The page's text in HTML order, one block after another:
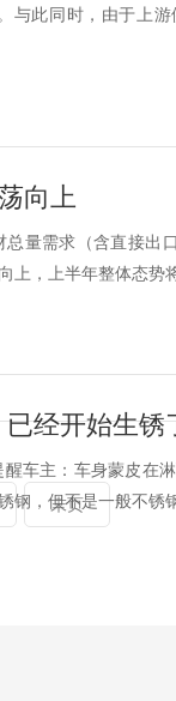
此同时，由于上
向上
量需求（含直接出
上，上半年整体态势
经开始生锈
车主：车身蒙皮在
钢，但不是一般不锈
末页